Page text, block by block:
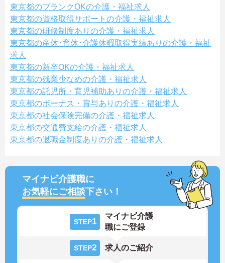
東京都のブランクOKの介護・福祉求人
東京都の資格取得サポートの介護・福祉求人
東京都の研修制度ありの介護・福祉求人
東京都の産休･育休･介護休暇取得実績ありの介護・福祉
求人
東京都の新卒OKの介護・福祉求人
東京都の残業少なめの介護・福祉求人
東京都の託児所・育児補助ありの介護・福祉求人
東京都のボーナス・賞与ありの介護・福祉求人
東京都の社会保険完備の介護・福祉求人
東京都の交通費支給の介護・福祉求人
東京都の退職金制度ありの介護・福祉求人
マイナビ介護職に
お気軽にご相談下さい！
STEP1
マイナビ介護
職にご登録
STEP2 求人のご紹介